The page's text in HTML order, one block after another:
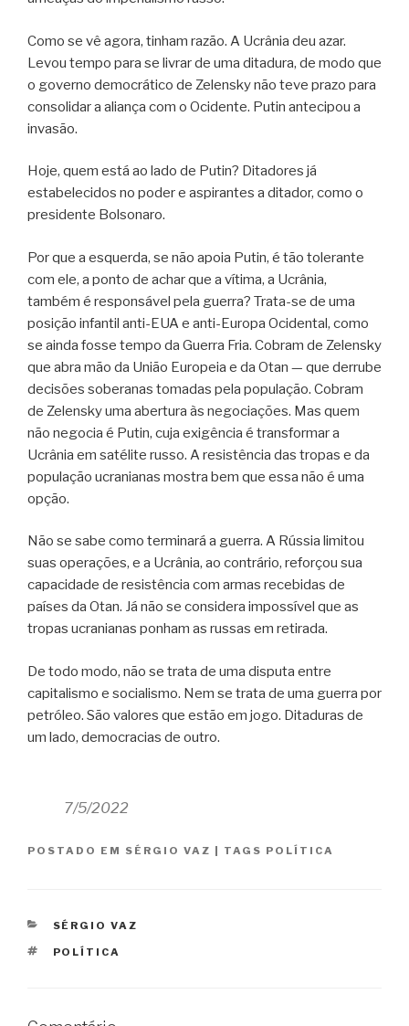
Como se vê agora, tinham razão. A Ucrânia deu azar.
Levou tempo para se livrar de uma ditadura, de modo que
o governo democrático de Zelensky não teve prazo para
consolidar a aliança com o Ocidente. Putin antecipou a
invasão.
Hoje, quem está ao lado de Putin? Ditadores já
estabelecidos no poder e aspirantes a ditador, como o
presidente Bolsonaro.
Por que a esquerda, se não apoia Putin, é tão tolerante
com ele, a ponto de achar que a vítima, a Ucrânia,
também é responsável pela guerra? Trata-se de uma
posição infantil anti-EUA e anti-Europa Ocidental, como
se ainda fosse tempo da Guerra Fria. Cobram de Zelensky
que abra mão da União Europeia e da Otan — que derrube
decisões soberanas tomadas pela população. Cobram
de Zelensky uma abertura às negociações. Mas quem
não negocia é Putin, cuja exigência é transformar a
Ucrânia em satélite russo. A resistência das tropas e da
população ucranianas mostra bem que essa não é uma
opção.
Não se sabe como terminará a guerra. A Rússia limitou
suas operações, e a Ucrânia, ao contrário, reforçou sua
capacidade de resistência com armas recebidas de
países da Otan. Já não se considera impossível que as
tropas ucranianas ponham as russas em retirada.
De todo modo, não se trata de uma disputa entre
capitalismo e socialismo. Nem se trata de uma guerra por
petróleo. São valores que estão em jogo. Ditaduras de
um lado, democracias de outro.
7/5/2022
POSTADO EM SÉRGIO VAZ TAGS POLÍTICA
CATEGORIAS
SÉRGIO VAZ
TAGS
POLÍTICA